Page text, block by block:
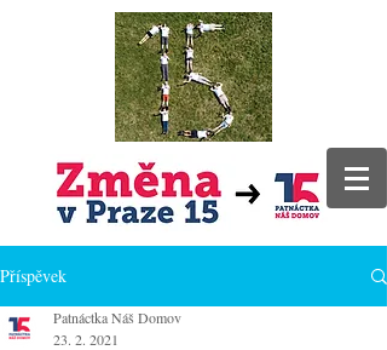
Příspěvek
Patnáctka Náš Domov
23. 2. 2021